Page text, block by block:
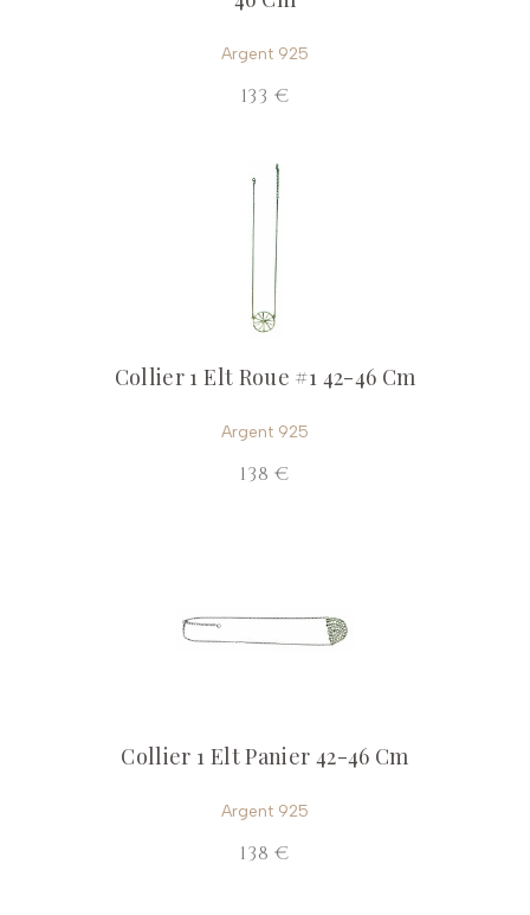
Argent 925
133 €
Collier 1 Elt Roue #1 42-46 Cm
Argent 925
138 €
Collier 1 Elt Panier 42-46 Cm
Argent 925
138 €